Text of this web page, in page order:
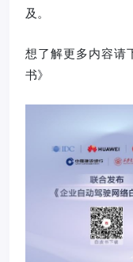
及。
想了解更多内容请
书》